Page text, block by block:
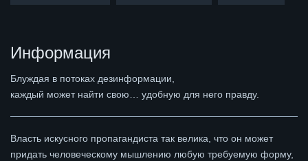
Информация
Блуждая в потоках дезинформации,
каждый может найти свою… удобную для него правду.
Власть искусного пропагандиста так велика, что он может
придать человеческому мышлению любую требуемую форму,